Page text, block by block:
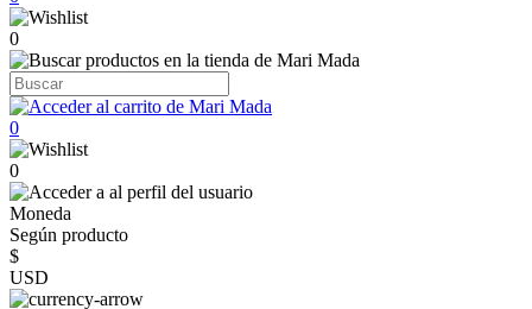
0
0
0
Moneda
Según producto
$
USD